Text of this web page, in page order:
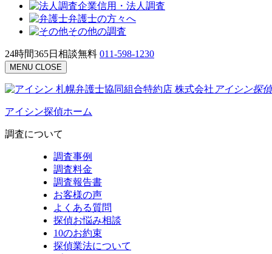
企業信用・法人調査
弁護士の方々へ
その他の調査
24時間365日相談無料 011-598-1230
MENU CLOSE
札幌弁護士協同組合特約店 株式会社 アイシン探
アイシン探偵ホーム
調査について
調査事例
調査料金
調査報告書
お客様の声
よくある質問
探偵お悩み相談
10のお約束
探偵業法について